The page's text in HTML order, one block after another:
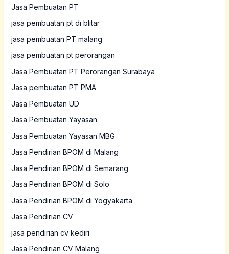
Jasa Pembuatan PT
jasa pembuatan pt di blitar
jasa pembuatan PT malang
jasa pembuatan pt perorangan
Jasa Pembuatan PT Perorangan Surabaya
Jasa pembuatan PT PMA
Jasa Pembuatan UD
Jasa Pembuatan Yayasan
Jasa Pembuatan Yayasan MBG
Jasa Pendirian BPOM di Malang
Jasa Pendirian BPOM di Semarang
Jasa Pendirian BPOM di Solo
Jasa Pendirian BPOM di Yogyakarta
Jasa Pendirian CV
jasa pendirian cv kediri
Jasa Pendirian CV Malang